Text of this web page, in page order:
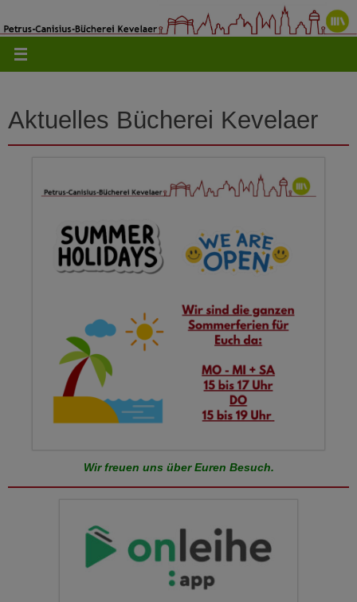
Inhalt
springen
Aktuelles Bücherei Kevelaer
Wir freuen uns über Euren Besuch.